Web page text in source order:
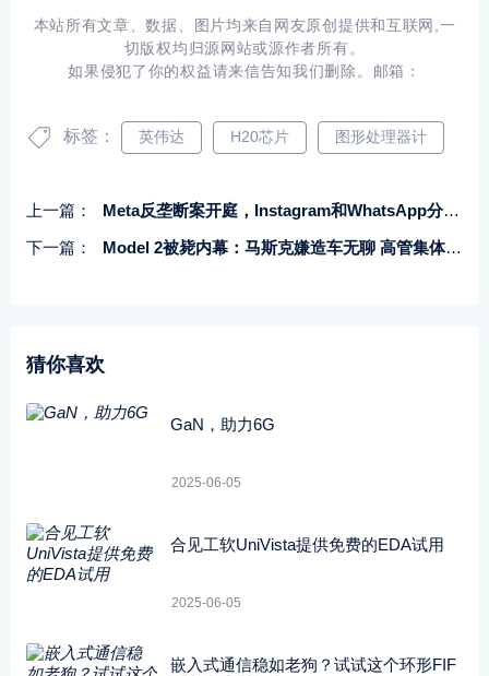
本站所有文章、数据、图片均来自网友原创提供和互联网,一
切版权均归源网站或源作者所有。
如果侵犯了你的权益请来信告知我们删除。邮箱：
标签： 英伟达 H20芯片 图形处理器计
上一篇：
Meta反垄断案开庭，Instagram和WhatsApp分拆成焦点
下一篇：
Model 2被毙内幕：马斯克嫌造车无聊 高管集体劝不住
猜你喜欢
GaN，助力6G
2025-06-05
合见工软UniVista提供免费的EDA试用
2025-06-05
嵌入式通信稳如老狗？试试这个环形FIF